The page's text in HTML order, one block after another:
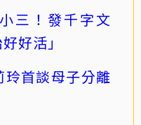
三！發千字文
好活」
玲首談母子分離